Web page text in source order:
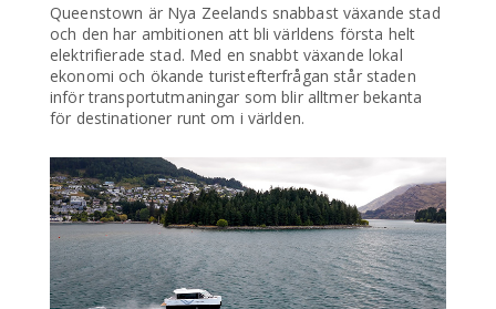
Queenstown är Nya Zeelands snabbast växande stad
och den har ambitionen att bli världens första helt
elektrifierade stad. Med en snabbt växande lokal
ekonomi och ökande turistefterfrågan står staden
inför transportutmaningar som blir alltmer bekanta
för destinationer runt om i världen.